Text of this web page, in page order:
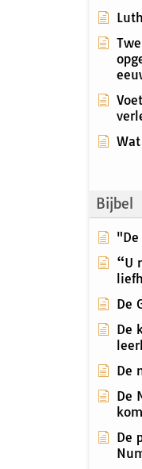
Bijbel
“U
De
De
De
De
De